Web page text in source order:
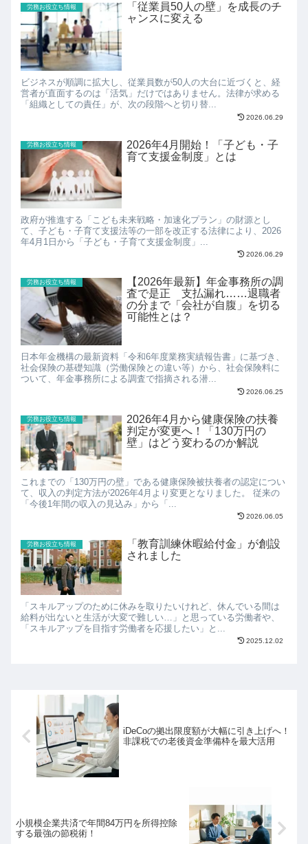
労務お役立ち情報
「従業員50人の壁」を成長のチ
ャンスに変える
ビジネスが順調に拡大し、従業員数が50人の大台に近づくと、経
営者が直面するのは「活気」だけではありません。法律が求める
「組織としての責任」が、次の段階へと切り替...
2026.06.29
労務お役立ち情報
2026年4月開始！「子ども・子
育て支援金制度」とは
政府が推進する「こども未来戦略・加速化プラン」の財源とし
て、子ども・子育て支援法等の一部を改正する法律により、2026
年4月1日から「子ども・子育て支援金制度」...
2026.06.29
労務お役立ち情報
【2026年最新】年金事務所の調
査で是正 支払漏れ……退職者
の分まで「会社が自腹」を切る
可能性とは？
日本年金機構の最新資料「令和6年度業務実績報告書」に基づき、
社会保険の基礎知識（労働保険との違い等）から、社会保険料に
ついて、年金事務所による調査で指摘される潜...
2026.06.25
労務お役立ち情報
2026年4月から健康保険の扶養
判定が変更へ！「130万円の
壁」はどう変わるのか解説
これまでの「130万円の壁」である健康保険被扶養者の認定につい
て、収入の判定方法が2026年4月より変更となりました。 従来の
「今後1年間の収入の見込み」から「...
2026.06.05
労務お役立ち情報
「教育訓練休暇給付金」が創設
されました
「スキルアップのために休みを取りたいけれど、休んでいる間は
給料が出ないと生活が大変で難しい…」と思っている労働者や、
「スキルアップを目指す労働者を応援したい」と...
2025.12.02
iDeCoの拠出限度額が大幅に引き上げへ！
非課税での老後資金準備枠を最大活用
小規模企業共済で年間84万円を所得控除
する最強の節税術！